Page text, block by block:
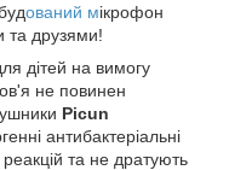
ований мікрофон
та друзями!
дітей на вимогу
не повинен
Picun
антибактеріальні
та не дратують